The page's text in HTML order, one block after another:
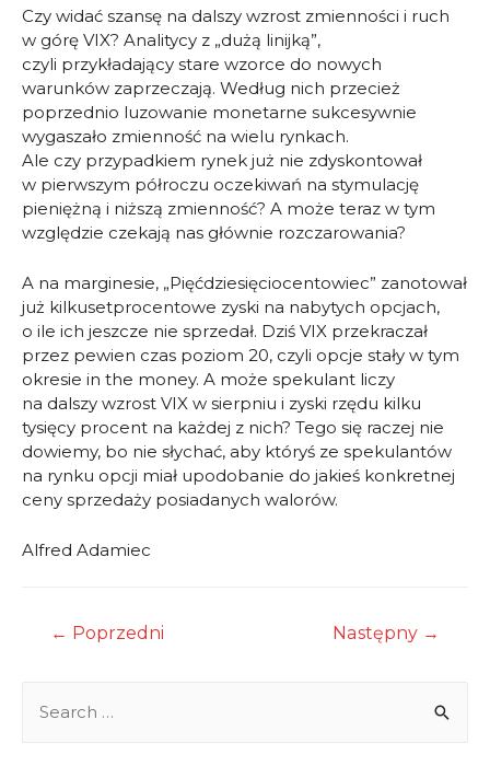
Czy widać szansę na dalszy wzrost zmienności i ruch
w górę VIX? Analitycy z „dużą linijką”,
czyli przykładający stare wzorce do nowych
warunków zaprzeczają. Według nich przecież
poprzednio luzowanie monetarne sukcesywnie
wygaszało zmienność na wielu rynkach.
Ale czy przypadkiem rynek już nie zdyskontował
w pierwszym półroczu oczekiwań na stymulację
pieniężną i niższą zmienność? A może teraz w tym
względzie czekają nas głównie rozczarowania?
A na marginesie, „Pięćdziesięciocentowiec” zanotował
już kilkusetprocentowe zyski na nabytych opcjach,
o ile ich jeszcze nie sprzedał. Dziś VIX przekraczał
przez pewien czas poziom 20, czyli opcje stały w tym
okresie in the money. A może spekulant liczy
na dalszy wzrost VIX w sierpniu i zyski rzędu kilku
tysięcy procent na każdej z nich? Tego się raczej nie
dowiemy, bo nie słychać, aby któryś ze spekulantów
na rynku opcji miał upodobanie do jakieś konkretnej
ceny sprzedaży posiadanych walorów.
Alfred Adamiec
Nawigacja
← Poprzedni Następny →